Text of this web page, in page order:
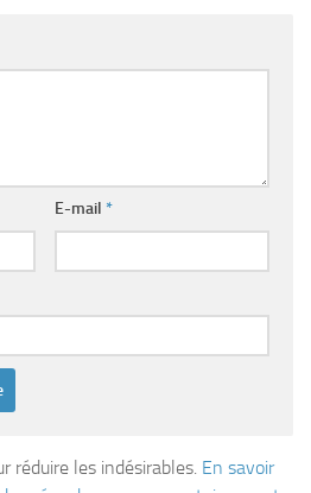
E-mail *
réduire les indésirables. En savoir